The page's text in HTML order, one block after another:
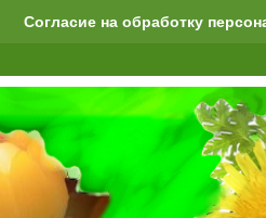
Согласие на обработку